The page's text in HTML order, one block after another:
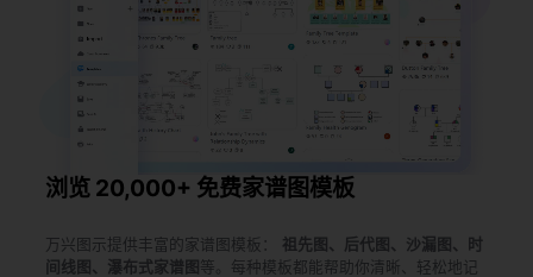
浏览 20,000+ 免费家谱图模板
万兴图示提供丰富的家谱图模板： 祖先图、后代图、沙漏图、时
间线图、瀑布式家谱图 等。每种模板都能帮助你清晰、轻松地记